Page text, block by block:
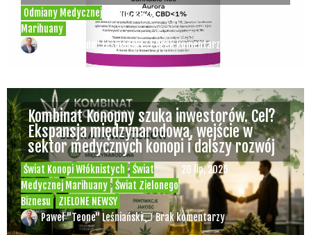
Odmiany Medycznej
Marihuany
20 lip, 2026
Paweł "Teone" Leśniański Brak komentarzy
Świat Konopi Włóknistych
Świat
Medycznej Marihuany
Świat Zielonego
Biznesu
ZIELONE NEWSY
20 lip, 2026
Kombinat Konopny szuka inwestorów. Cel?
Ekspansja międzynarodowa, wejście w
sektor medycznych konopi i dalszy rozwój
Paweł "Teone" Leśniański Brak komentarzy